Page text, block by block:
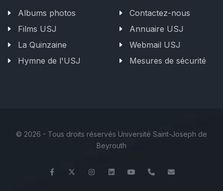
Albums photos
Films USJ
La Quinzaine
Hymne de l'USJ
Contactez-nous
Annuaire USJ
Webmail USJ
Mesures de sécurité
© 2026 - Tous droits réservés Université Saint-Joseph de
Beyrouth
FacebookTwitter InstagramLinkedInYouTube+961 (1) 421 368